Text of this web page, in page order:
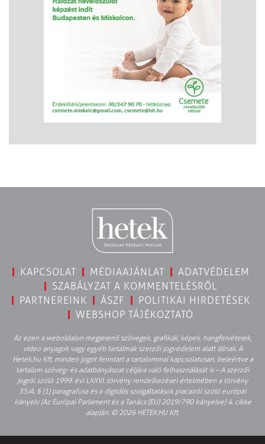
KAPCSOLAT MÉDIAAJÁNLAT
ADATVÉDELEM
SZABÁLYZAT A KOMMENTELÉSRŐL
PARTNEREINK
ÁSZF
POLITIKAI HIRDETÉSEK
WEBSHOP TÁJÉKOZTATÓ
Az ezen a weboldalon megjelenő szövegek, grafikák, képek, hangfelvételek,
video anyagok vagy egyéb tartalmak szerzői jogvédelem alatt állnak. A
Hetek.hu Kft. minden jogot fenntart a tartalommal kapcsolatosan, beleértve a
tartalom szöveg- és adatbányászat céljára való felhasználását is – A szerzői
jogról szóló 1999. évi LXXVI. törvény rendelkezései értelmében a törvény
35/A. § (1) paragrafusa és a digitális szolgáltatások piacairól szóló európai
irányelv (Az Európai Parlament és a Tanács (EU) 2019/790 Irányelve) 4. cikke
alapján. © 2026 HETEK.HU Kft.